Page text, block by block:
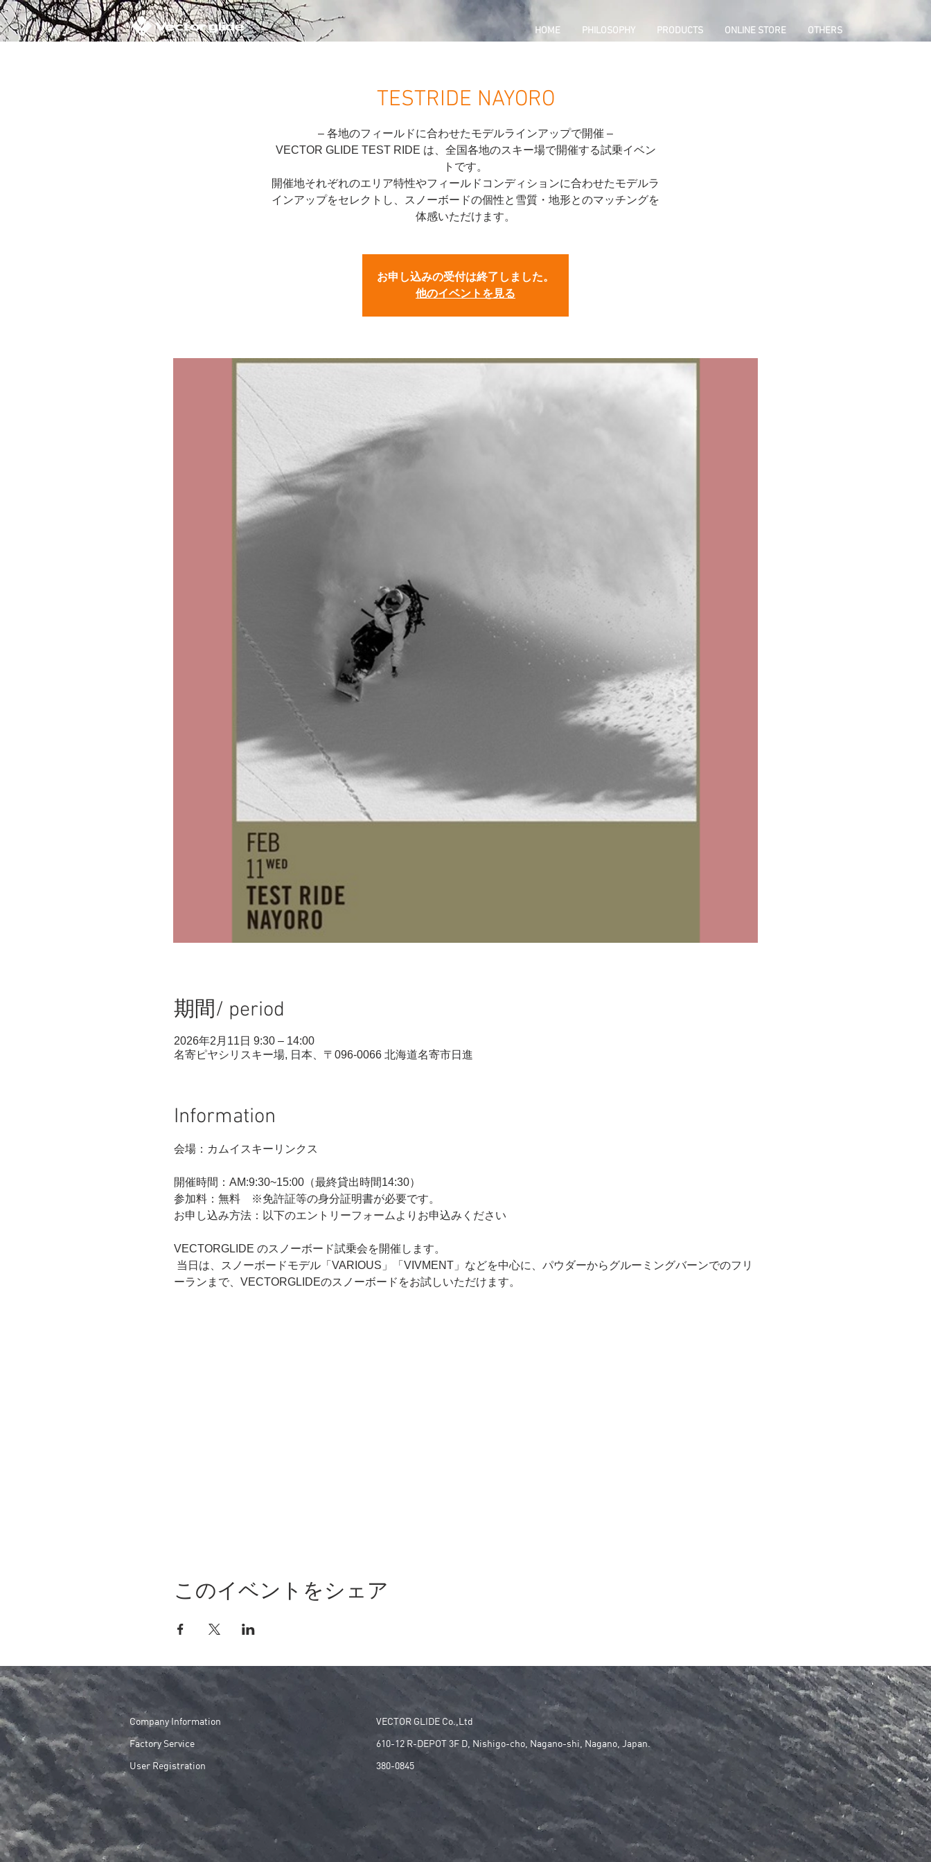
HOME PHILOSOPHY PRODUCTS ONLINE STORE OTHERS
TESTRIDE NAYORO
– 各地のフィールドに合わせたモデルラインアップで開催 –
VECTOR GLIDE TEST RIDE は、全国各地のスキー場で開催する試乗イベン
トです。
開催地それぞれのエリア特性やフィールドコンディションに合わせたモデルラ
インアップをセレクトし、スノーボードの個性と雪質・地形とのマッチングを
体感いただけます。
お申し込みの受付は終了しました。
他のイベントを見る
期間/ period
2026年2月11日 9:30 – 14:00
名寄ピヤシリスキー場, 日本、〒096-0066 北海道名寄市日進
Information
会場：カムイスキーリンクス
開催時間：AM:9:30~15:00（最終貸出時間14:30）
参加料：無料　※免許証等の身分証明書が必要です。
お申し込み方法：以下のエントリーフォームよりお申込みください
VECTORGLIDE のスノーボード試乗会を開催します。
ーランまで、VECTORGLIDEのスノーボードをお試しいただけます。
このイベントをシェア
Company Information
​Factory Service
User Registration
VECTOR GLIDE Co.,Ltd
610-12 R-DEPOT 3F D, Nishigo-cho, Nagano-shi, Nagano, Japan.
380-0845